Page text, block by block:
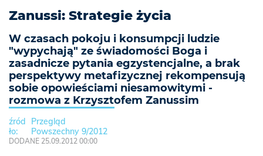
Zanussi: Strategie życia
W czasach pokoju i konsumpcji ludzie
"wypychają" ze świadomości Boga i
zasadnicze pytania egzystencjalne, a brak
perspektywy metafizycznej rekompensują
sobie opowieściami niesamowitymi -
rozmowa z Krzysztofem Zanussim
Przegląd
Powszechny 9/2012
DODANE 25.09.2012 00:00